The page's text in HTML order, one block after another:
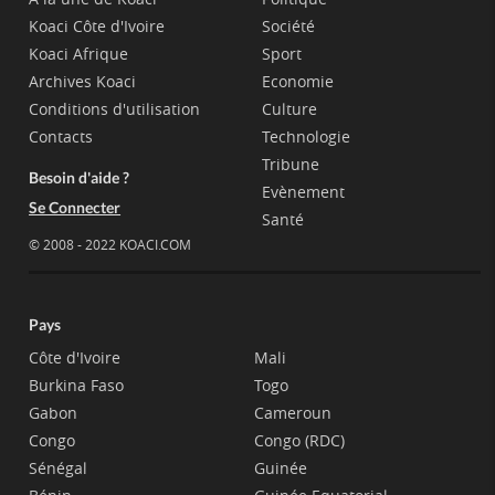
Koaci Côte d'Ivoire
Koaci Afrique
Archives Koaci
Conditions d'utilisation
Contacts
Besoin d'aide ?
Se Connecter
© 2008 - 2022 KOACI.COM
Société
Sport
Economie
Culture
Technologie
Tribune
Evènement
Santé
Pays
Côte d'Ivoire
Burkina Faso
Gabon
Congo
Sénégal
Mali
Togo
Cameroun
Congo (RDC)
Guinée